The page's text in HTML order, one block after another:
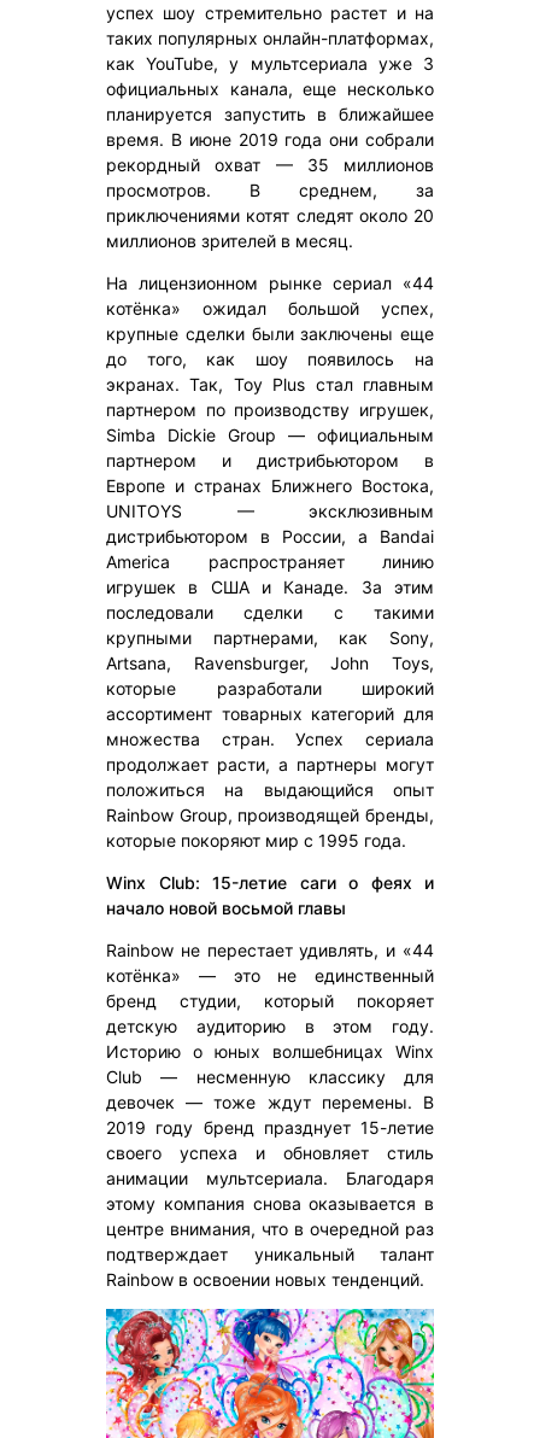
успех шоу стремительно растет и на
таких популярных онлайн-платформах,
как YouTube, у мультсериала уже 3
официальных канала, еще несколько
планируется запустить в ближайшее
время. В июне 2019 года они собрали
рекордный охват — 35 миллионов
просмотров. В среднем, за
приключениями котят следят около 20
миллионов зрителей в месяц.
На лицензионном рынке сериал «44
котёнка» ожидал большой успех,
крупные сделки были заключены еще
до того, как шоу появилось на
экранах. Так, Toy Plus стал главным
партнером по производству игрушек,
Simba Dickie Group — официальным
партнером и дистрибьютором в
Европе и странах Ближнего Востока,
UNITOYS — эксклюзивным
дистрибьютором в России, а Bandai
America распространяет линию
игрушек в США и Канаде. За этим
последовали сделки с такими
крупными партнерами, как Sony,
Artsana, Ravensburger, John Toys,
которые разработали широкий
ассортимент товарных категорий для
множества стран. Успех сериала
продолжает расти, а партнеры могут
положиться на выдающийся опыт
Rainbow Group, производящей бренды,
которые покоряют мир с 1995 года.
Winx Club: 15-летие саги о феях и
начало новой восьмой главы
Rainbow не перестает удивлять, и «44
котёнка» — это не единственный
бренд студии, который покоряет
детскую аудиторию в этом году.
Историю о юных волшебницах Winx
Club — несменную классику для
девочек — тоже ждут перемены. В
2019 году бренд празднует 15-летие
своего успеха и обновляет стиль
анимации мультсериала. Благодаря
этому компания снова оказывается в
центре внимания, что в очередной раз
подтверждает уникальный талант
Rainbow в освоении новых тенденций.